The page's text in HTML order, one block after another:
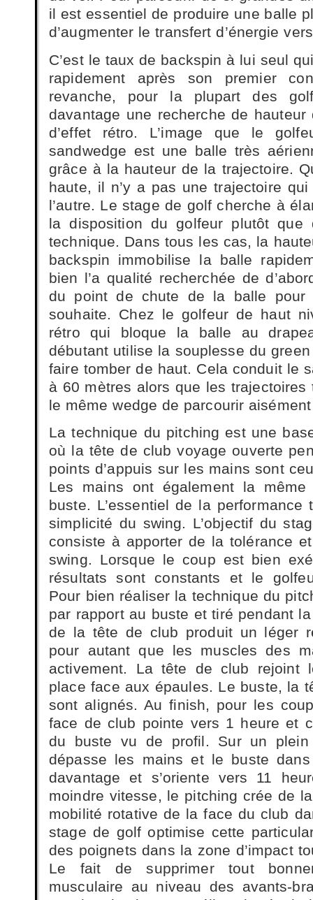
il est essentiel de produire une balle
d’augmenter le transfert d’énergie
C’est le taux de backspin à lui seul
rapidement après son premier
revanche, pour la plupart des
davantage une recherche de
d’effet rétro. L’image que le
sandwedge est une balle très
grâce à la hauteur de la trajectoire.
haute, il n’y a pas une trajectoire
l’autre. Le stage de golf cherche à
la disposition du golfeur plutôt que
technique. Dans tous les cas, la
backspin immobilise la balle
bien l’a qualité recherchée de
du point de chute de la balle pour
souhaite. Chez le golfeur de haut
rétro qui bloque la balle au
débutant utilise la souplesse du
faire tomber de haut. Cela conduit le
à 60 mètres alors que les trajectoires
le même wedge de parcourir
La technique du pitching est une
où la tête de club voyage ouverte
points d’appuis sur les mains sont
Les mains ont également la
buste. L’essentiel de la
simplicité du swing. L’objectif du
consiste à apporter de la tolérance
swing. Lorsque le coup est bien
résultats sont constants et le
Pour bien réaliser la technique du
par rapport au buste et tiré pendant
de la tête de club produit un léger
pour autant que les muscles des
activement. La tête de club
place face aux épaules. Le buste, la
sont alignés. Au finish, pour les
face de club pointe vers 1 heure et
du buste vu de profil. Sur un
dépasse les mains et le buste
davantage et s’oriente vers 11
moindre vitesse, le pitching crée de
mobilité rotative de la face du club
stage de golf optimise cette
des poignets dans la zone d’impact
Le fait de supprimer tout
musculaire au niveau des avants-